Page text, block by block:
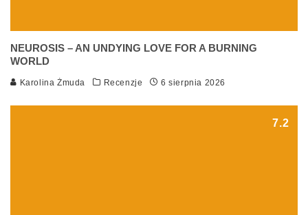
NEUROSIS – AN UNDYING LOVE FOR A BURNING
WORLD
Karolina Żmuda Recenzje 6 sierpnia 2026
7.2